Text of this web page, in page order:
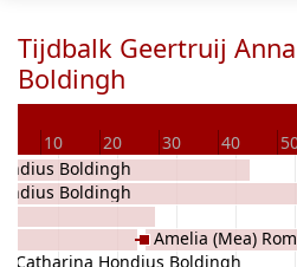
Tijdbalk Geertruij
Boldingh
10 20 30 40
Boldingh
Boldingh
Catharina Hondius Boldingh
Amelia (Mea)